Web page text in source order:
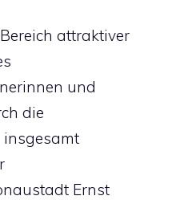
attraktiver
und
die
Ernst